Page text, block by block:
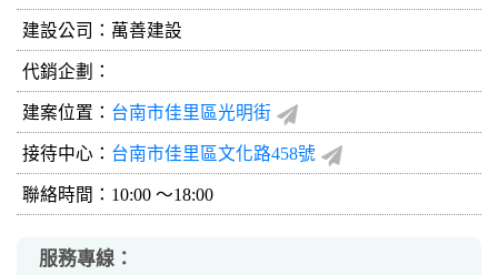
建設公司： 萬善建設
代銷企劃：
建案位置： 台南市佳里區光明街
接待中心： 台南市佳里區文化路458號
聯絡時間：10:00 ～18:00
服務專線：